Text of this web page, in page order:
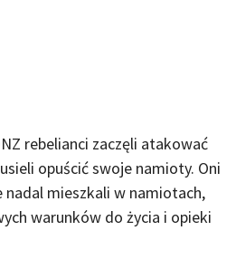
rebelianci zaczęli atakować
opuścić swoje namioty. Oni
nadal mieszkali w namiotach,
warunków do życia i opieki